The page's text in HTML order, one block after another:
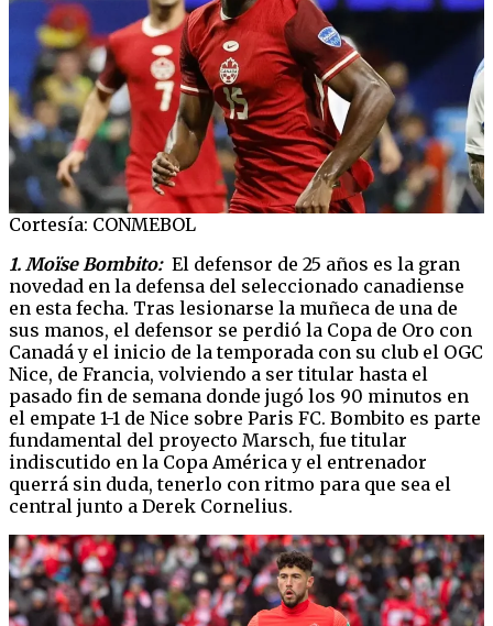
Cortesía: CONMEBOL
1. Moïse Bombito: El defensor de 25 años es la gran
novedad en la defensa del seleccionado canadiense
en esta fecha. Tras lesionarse la muñeca de una de
sus manos, el defensor se perdió la Copa de Oro con
Canadá y el inicio de la temporada con su club el OGC
Nice, de Francia, volviendo a ser titular hasta el
pasado fin de semana donde jugó los 90 minutos en
el empate 1-1 de Nice sobre Paris FC. Bombito es parte
fundamental del proyecto Marsch, fue titular
indiscutido en la Copa América y el entrenador
querrá sin duda, tenerlo con ritmo para que sea el
central junto a Derek Cornelius.